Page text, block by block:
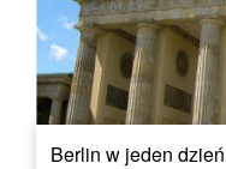
Berlin w jeden